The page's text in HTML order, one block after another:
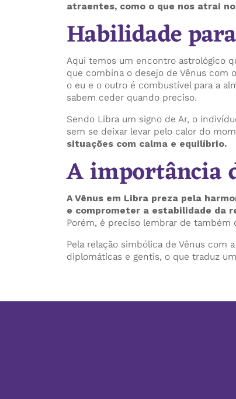
atraentes, como o que nos atrai
Habilidade
Aqui temos um encontro astrológico
que combina o desejo de Vênus com
o eu e o outro é combustível para a
sabem ceder quando preciso.
Sendo Libra um signo de Ar, o
sem se deixar levar pelo calor do
situações com calma e equilíbrio.
A importância
A Vênus em Libra preza pela
e comprometer a estabilidade da
Porém, é preciso lembrar de
Pela relação simbólica de Vênus com
diplomáticas e gentis, o que traduz